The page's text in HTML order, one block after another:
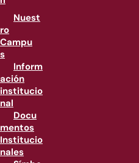
Nuest
ro
Campu
s
Inform
ación
institucio
nal
Docu
mentos
Institucio
nales